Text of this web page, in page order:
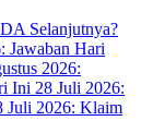
Selanjutnya?
Jawaban Hari
2026:
Ini 28 Juli 2026:
Juli 2026: Klaim